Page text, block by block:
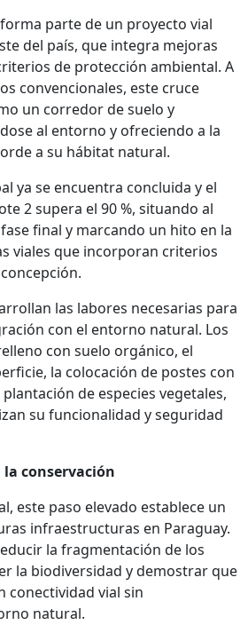
parte de un proyecto vial
del país, que integra mejoras
de protección ambiental. A
convencionales, este cruce
un corredor de suelo y
al entorno y ofreciendo a la
a su hábitat natural.
ya se encuentra concluida y el
2 supera el 90 %, situando al
final y marcando un hito en la
viales que incorporan criterios
las labores necesarias para
con el entorno natural. Los
con suelo orgánico, el
la colocación de postes con
de especies vegetales,
su funcionalidad y seguridad
conservación
este paso elevado establece un
infraestructuras en Paraguay.
la fragmentación de los
la biodiversidad y demostrar que
conectividad vial sin
natural.